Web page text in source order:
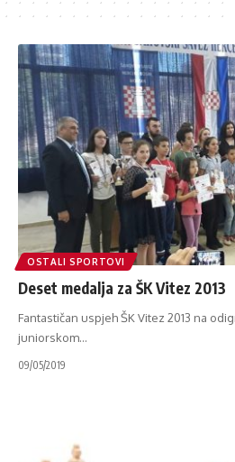
OSTALI SPORTOVI
Deset medalja za ŠK Vitez 2013
Fantastičan uspjeh ŠK Vitez 2013 na
juniorskom…
09/05/2019